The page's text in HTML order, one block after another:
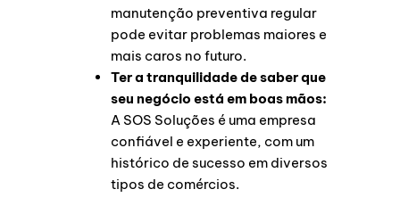
manutenção preventiva regular
pode evitar problemas maiores e
mais caros no futuro.
Ter a tranquilidade de saber que
seu negócio está em boas mãos:
A SOS Soluções é uma empresa
confiável e experiente, com um
histórico de sucesso em diversos
tipos de comércios.